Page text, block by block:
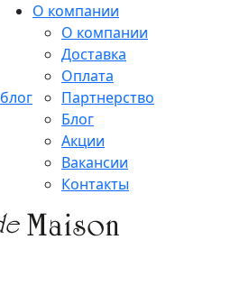
блог
О компании
О компании
Доставка
Оплата
Партнерство
Блог
Акции
Вакансии
Контакты